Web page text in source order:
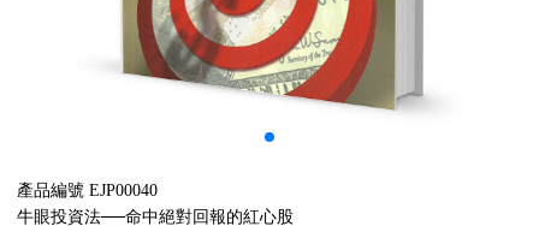
產品編號 EJP00040
牛眼投資法──命中絕對回報的紅心股